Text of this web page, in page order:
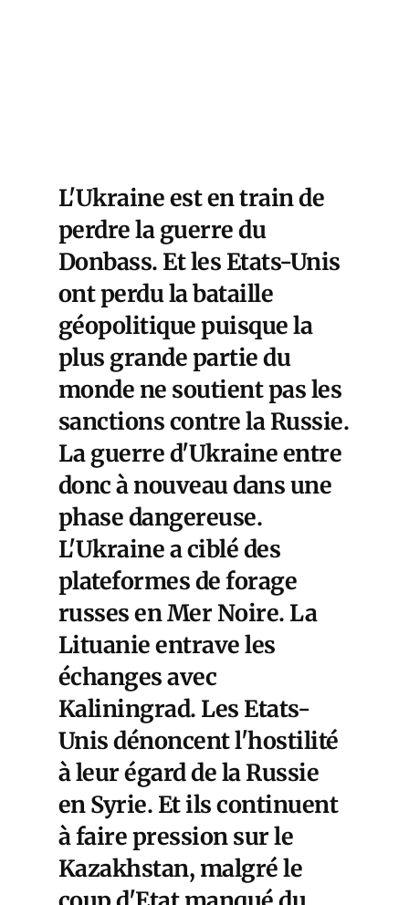
L'Ukraine est en train de
perdre la guerre du
Donbass. Et les Etats-Unis
ont perdu la bataille
géopolitique puisque la
plus grande partie du
monde ne soutient pas les
sanctions contre la Russie.
La guerre d'Ukraine entre
donc à nouveau dans une
phase dangereuse.
L'Ukraine a ciblé des
plateformes de forage
russes en Mer Noire. La
Lituanie entrave les
échanges avec
Kaliningrad. Les Etats-
Unis dénoncent l'hostilité
à leur égard de la Russie
en Syrie. Et ils continuent
à faire pression sur le
Kazakhstan, malgré le